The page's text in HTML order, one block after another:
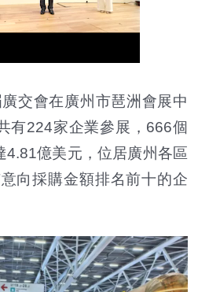
交會在廣州市琶洲會展中
有224家企業參展，666個
4.81億美元，位居廣州各區
向採購金額排名前十的企